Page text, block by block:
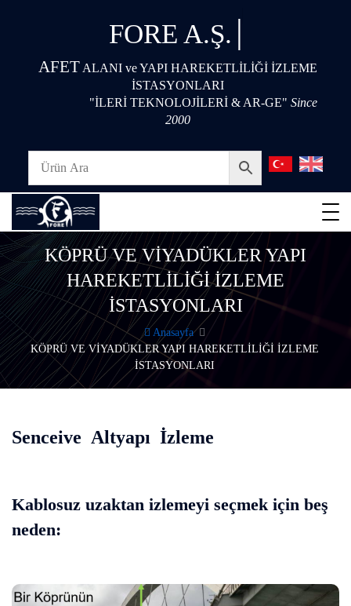
FORE A.Ş. |
AFETALANI ve YAPI HAREKETLİLİĞİ İZLEME
İSTASYONLARI
"İLERİ TEKNOLOJİLERİ & AR-GE" Since
2000
KÖPRÜ VE VİYADÜKLER YAPI
HAREKETLİLİĞİ İZLEME
İSTASYONLARI
Anasayfa
KÖPRÜ VE VİYADÜKLER YAPI HAREKETLİLİĞİ İZLEME
İSTASYONLARI
Senceive Altyapı İzleme
Kablosuz uzaktan izlemeyi seçmek için beş
neden: